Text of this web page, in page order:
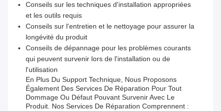
Conseils sur les techniques d'installation appropriées
et les outils requis
Conseils sur l'entretien et le nettoyage pour assurer la
longévité du produit
Conseils de dépannage pour les problèmes courants
qui peuvent survenir lors de l'installation ou de
l'utilisation
En Plus Du Support Technique, Nous Proposons
Également Des Services De Réparation Pour Tout
Dommage Ou Défaut Pouvant Survenir Avec Le
Produit. Nos Services De Réparation Comprennent :